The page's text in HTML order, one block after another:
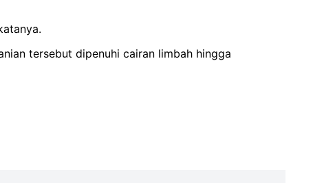
tersebut dipenuhi cairan limbah hingga